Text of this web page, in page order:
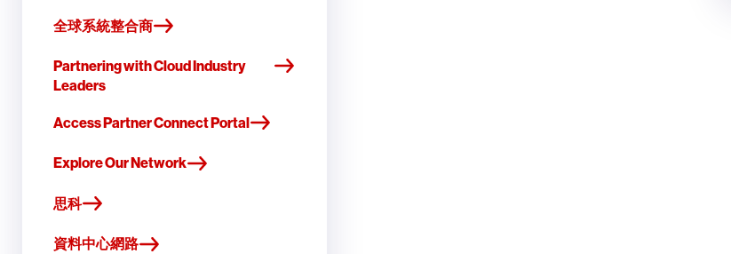
全球系統整合商
Partnering with Cloud Industry
Leaders
Access Partner Connect Portal
Explore Our Network
思科
資料中心網路